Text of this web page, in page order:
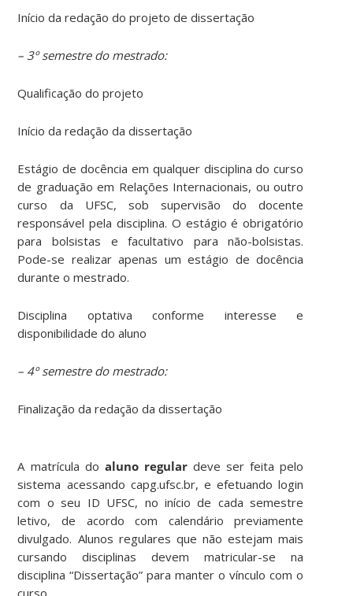
Início da redação do projeto de dissertação
– 3º semestre do mestrado:
Qualificação do projeto
Início da redação da dissertação
Estágio de docência em qualquer disciplina do curso
de graduação em Relações Internacionais, ou outro
curso da UFSC, sob supervisão do docente
responsável pela disciplina. O estágio é obrigatório
para bolsistas e facultativo para não-bolsistas.
Pode-se realizar apenas um estágio de docência
durante o mestrado.
Disciplina optativa conforme interesse e
disponibilidade do aluno
– 4º semestre do mestrado:
Finalização da redação da dissertação
A matrícula do aluno regulardeve ser feita pelo
sistema acessando capg.ufsc.br, e efetuando login
com o seu ID UFSC, no início de cada semestre
letivo, de acordo com calendário previamente
divulgado. Alunos regulares que não estejam mais
cursando disciplinas devem matricular-se na
disciplina “Dissertação” para manter o vínculo com o
curso.